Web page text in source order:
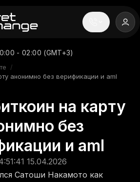
- 02:00 (GMT+3)
/
анонимно без верификации и aml
на карту
без
и aml
15.04.2026
Сатоши Накамото как